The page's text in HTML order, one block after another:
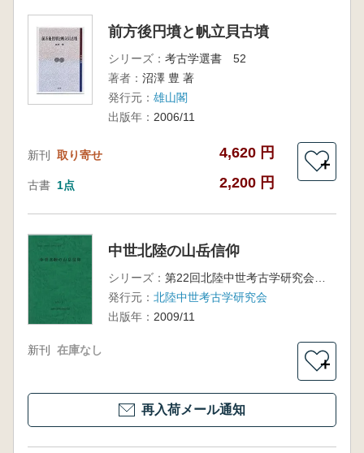
前方後円墳と帆立貝古墳
シリーズ： 考古学選書 52
著者： 沼澤 豊 著
発行元： 雄山閣
出版年： 2006/11
新刊 取り寄せ 4,620 円
古書 1点 2,200 円
＋
中世北陸の山岳信仰
シリーズ：
発行元： 北陸中世考古学研究会
出版年： 2009/11
新刊 在庫なし
＋
再入荷メール通知